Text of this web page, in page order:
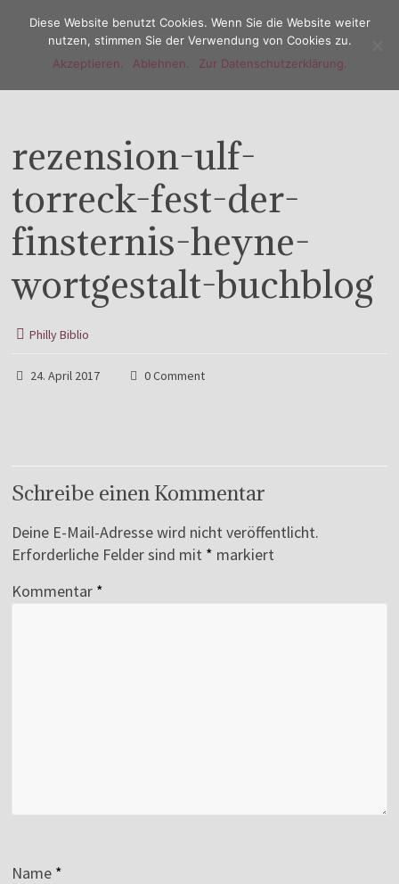
Menu
rezension-ulf-
torreck-fest-der-
finsternis-heyne-
wortgestalt-buchblog
Philly Biblio
24. April 2017 0 Comment
Schreibe einen Kommentar
Deine E-Mail-Adresse wird nicht veröffentlicht.
Erforderliche Felder sind mit * markiert
Kommentar *
Name *
Diese Website benutzt Cookies. Wenn Sie die Website weiter
nutzen, stimmen Sie der Verwendung von Cookies zu.
Akzeptieren.
Ablehnen. Zur Datenschutzerklärung.